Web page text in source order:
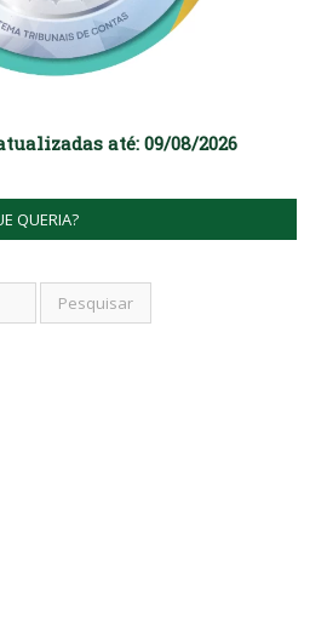
até: 09/08/2026
QUERIA?